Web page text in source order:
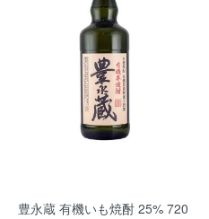
豊永蔵 有機いも焼酎 25% 720